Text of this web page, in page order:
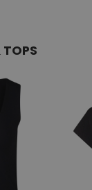
TOPS